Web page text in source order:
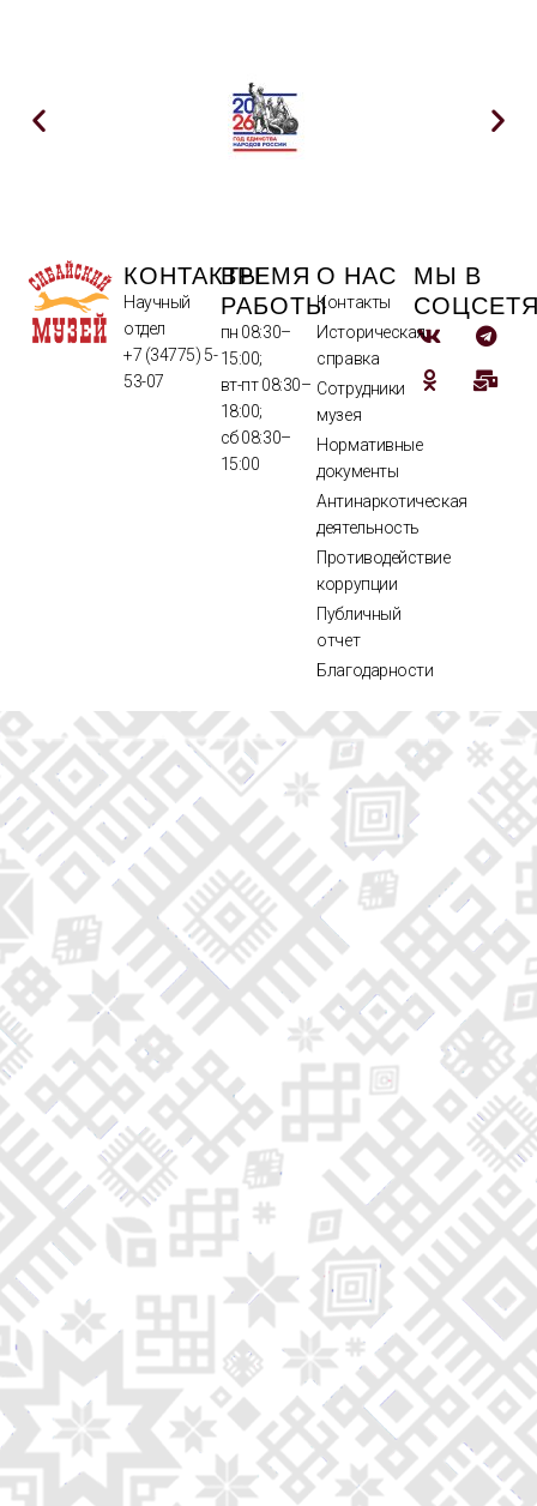
КОНТАКТЫ
Научный
отдел
+7 (34775) 5-
53-07
ВРЕМЯ
РАБОТЫ
пн 08:30–
15:00;
вт-пт 08:30–
18:00;
сб 08:30–
15:00
О НАС
Контакты
Историческая
справка
Сотрудники
музея
Нормативные
документы
Антинаркотическая
деятельность
Противодействие
коррупции
Публичный
отчет
Благодарности
МЫ В